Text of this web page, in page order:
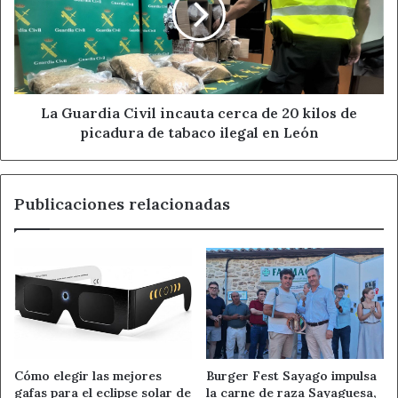
Con esta nueva cita, la Cofradía del Santo Cristo de la
Bienaventuranza continúa su apuesta por la formación
cofrade en León, un camino que busca unir tradición,
liturgia, comunidad y compromiso cristiano.
Ahora León
Ahora León Cofradía de León
Manuel Santos Flaker Labanda
Noticias de León piedad popular
Santo Cristo de la Bienaventuranza
cerca
de
20
kilos
de
picadura
León
La Guardia Civil incauta cerca de 20 kilos de
picadura de tabaco ilegal en León
Publicaciones relacionadas
Cómo elegir las mejores
gafas para el eclipse solar de
Burger Fest Sayago impulsa
la carne de raza Sayaguesa,